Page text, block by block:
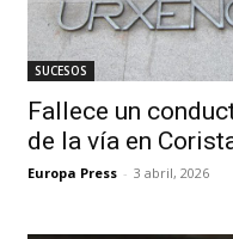
SUCESOS
Fallece un
de la vía en
Europa Press - 3 abril, 2026